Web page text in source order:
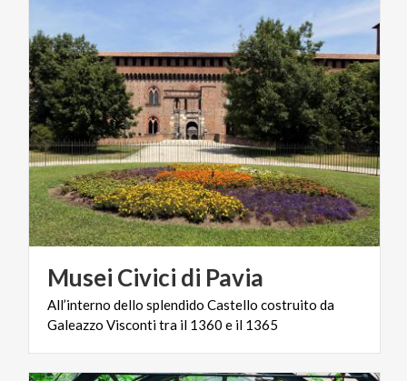
Musei Civici di Pavia
All’interno dello splendido Castello costruito da
Galeazzo Viscontitra il 1360 e il 1365